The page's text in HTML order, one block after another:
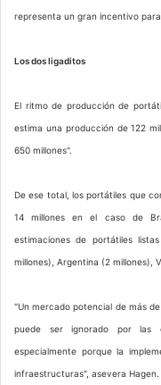
representa un gran incentivo
Los dos ligaditos
El ritmo de producción de
estima una producción de 122
650 millones".
De ese total, los portátiles que
14 millones en el caso de
estimaciones de portátiles
millones), Argentina (2 millones),
"Un mercado potencial de más
puede ser ignorado por las
especialmente porque la
infraestructuras", asevera Hagen.